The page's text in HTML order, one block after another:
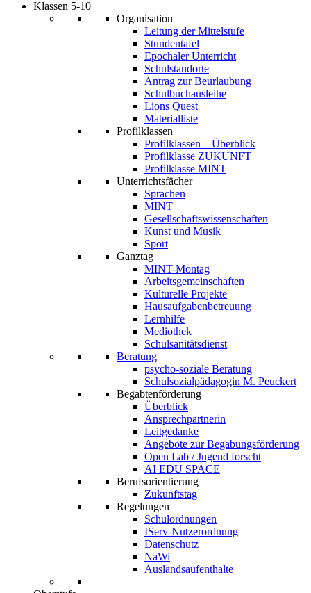
Klassen 5-10
Organisation
Leitung der Mittelstufe
Stundentafel
Epochaler Unterricht
Schulstandorte
Antrag zur Beurlaubung
Schulbuchausleihe
Lions Quest
Materialliste
Profilklassen
Profilklassen – Überblick
Profilklasse ZUKUNFT
Profilklasse MINT
Unterrichtsfächer
Sprachen
MINT
Gesellschaftswissenschaften
Kunst und Musik
Sport
Ganztag
MINT-Montag
Arbeitsgemeinschaften
Kulturelle Projekte
Hausaufgabenbetreuung
Lernhilfe
Mediothek
Schulsanitätsdienst
Beratung
psycho-soziale Beratung
Schulsozialpädagogin M. Peuckert
Begabtenförderung
Überblick
Ansprechpartnerin
Leitgedanke
Angebote zur Begabungsförderung
Open Lab / Jugend forscht
AI EDU SPACE
Berufsorientierung
Zukunftstag
Regelungen
Schulordnungen
IServ-Nutzerordnung
Datenschutz
NaWi
Auslandsaufenthalte